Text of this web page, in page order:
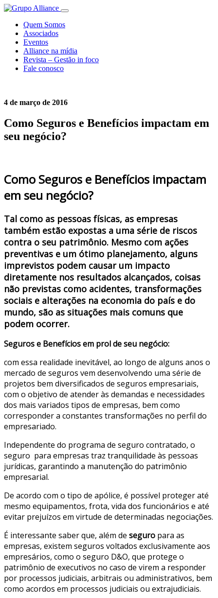
Quem Somos
Associados
Eventos
Alliance na mídia
Revista – Gestão in foco
Fale conosco
4 de março de 2016
Como Seguros e Benefícios impactam em
seu negócio?
Como Seguros e Benefícios impactam
em seu negócio?
Tal como as pessoas físicas, as empresas
também estão expostas a uma série de riscos
contra o seu patrimônio. Mesmo com ações
preventivas e um ótimo planejamento, alguns
imprevistos podem causar um impacto
diretamente nos resultados alcançados, coisas
não previstas como acidentes, transformações
sociais e alterações na economia do país e do
mundo, são as situações mais comuns que
podem ocorrer.
Seguros e Benefícios em prol de seu negócio:
com essa realidade inevitável, ao longo de alguns anos o
mercado de seguros vem desenvolvendo uma série de
projetos bem diversificados de seguros empresariais,
com o objetivo de atender às demandas e necessidades
dos mais variados tipos de empresas, bem como
corresponder a constantes transformações no perfil do
empresariado.
Independente do programa de seguro contratado, o
seguro para empresas traz tranquilidade às pessoas
jurídicas, garantindo a manutenção do patrimônio
empresarial.
De acordo com o tipo de apólice, é possível proteger até
mesmo equipamentos, frota, vida dos funcionários e até
evitar prejuízos em virtude de determinadas negociações.
É interessante saber que, além de seguro para as
empresas, existem seguros voltados exclusivamente aos
empresários, como o seguro D&O, que protege o
patrimônio de executivos no caso de virem a responder
por processos judiciais, arbitrais ou administrativos, bem
como acordos em processos judiciais ou extrajudiciais.